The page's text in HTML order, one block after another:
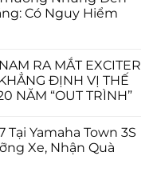
Có Nguy Hiểm
RA MẮT EXCITER
ĐỊNH VỊ THẾ
NĂM “OUT TRÌNH”
Yamaha Town 3S
Xe, Nhận Quà